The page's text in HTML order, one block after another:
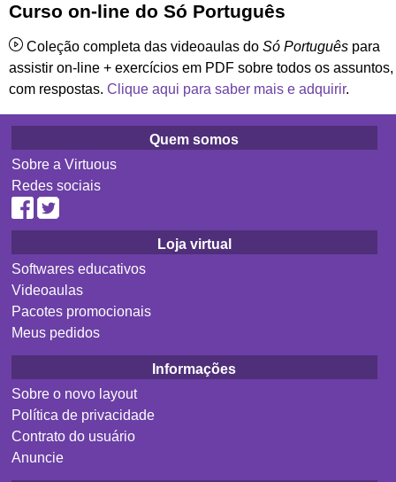
Curso on-line do Só Português
Coleção completa das videoaulas do Só Português para
assistir on-line + exercícios em PDF sobre todos os assuntos,
com respostas. Clique aqui para saber mais e adquirir.
Quem somos
Sobre a Virtuous
Redes sociais
Loja virtual
Softwares educativos
Videoaulas
Pacotes promocionais
Meus pedidos
Informações
Sobre o novo layout
Política de privacidade
Contrato do usuário
Anuncie